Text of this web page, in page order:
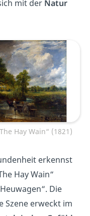
mit der Natur
Hay Wain“ (1821)
erkennst
Hay Wain“
Die
Szene erweckt im